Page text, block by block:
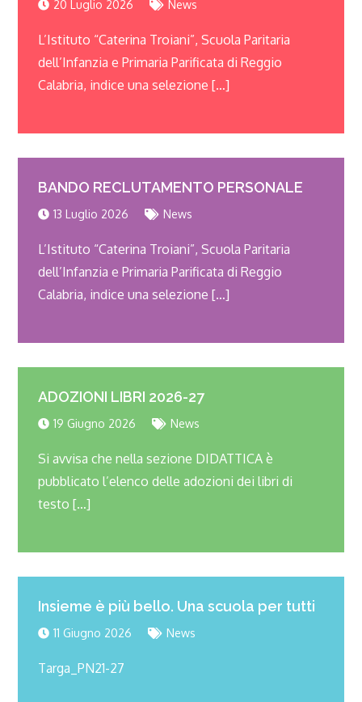
20 Luglio 2026 News
L’Istituto “Caterina Troiani”, Scuola Paritaria
dell’Infanzia e Primaria Parificata di Reggio
Calabria, indice una selezione […]
BANDO RECLUTAMENTO PERSONALE
13 Luglio 2026 News
L’Istituto “Caterina Troiani”, Scuola Paritaria
dell’Infanzia e Primaria Parificata di Reggio
Calabria, indice una selezione […]
ADOZIONI LIBRI 2026-27
19 Giugno 2026 News
Si avvisa che nella sezione DIDATTICA è
pubblicato l’elenco delle adozioni dei libri di
testo […]
Insieme è più bello. Una scuola per tutti
11 Giugno 2026 News
Targa_PN21-27